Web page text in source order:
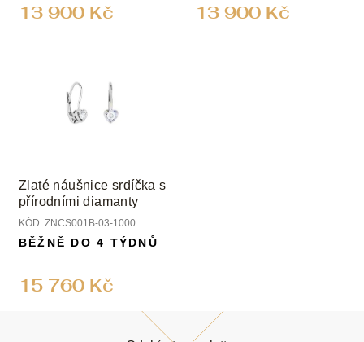
13 900 Kč 13 900 Kč
Zlaté náušnice srdíčka s
přírodními diamanty
KÓD: ZNCS001B-03-1000
15 760 Kč
BĚŽNĚ DO 4 TÝDNŮ